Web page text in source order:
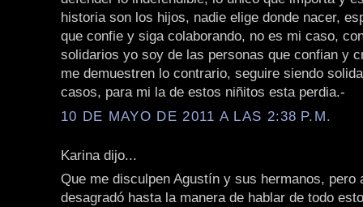
historia son los hijos, nadie elige donde nacer,
que confie y siga colaborando, no es mi caso,
solidarios yo soy de las personas que confian y
me demuestren lo contrario, seguire siendo
casos, para mi la de estos niñitos esta perdia.-
10 DE MAYO DE 2011 A LAS 2:38 P.M.
Karina dijo...
Que me disculpen Agustín y sus hermanos, pero
desagradó hasta la manera de hablar de todo